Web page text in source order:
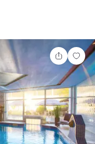
Teilen